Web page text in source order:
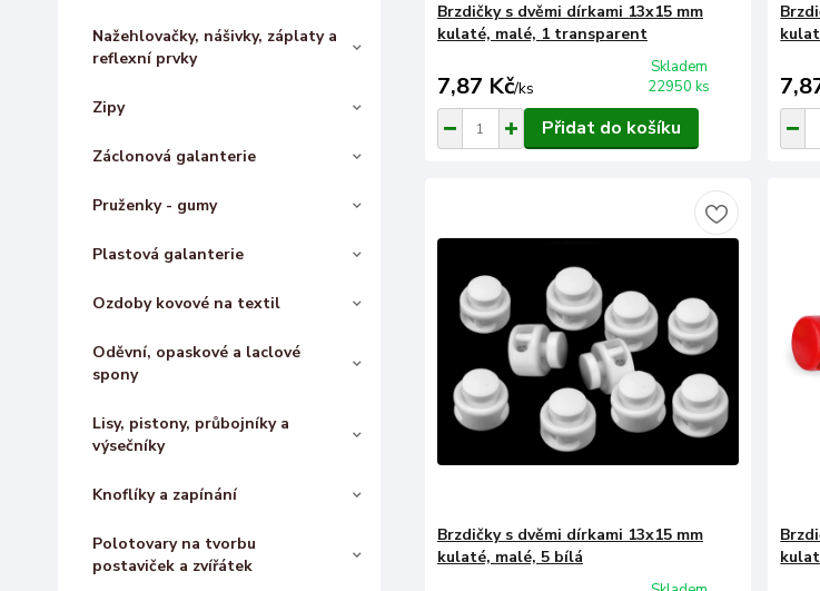
Nažehlovačky, nášivky, záplaty a
reflexní prvky
Zipy
Záclonová galanterie
Pruženky - gumy
Plastová galanterie
Ozdoby kovové na textil
Oděvní, opaskové a laclové
spony
Lisy, pistony, průbojníky a
výsečníky
Knoflíky a zapínání
Polotovary na tvorbu
postaviček a zvířátek
Brzdičky s dvěmi dírkami 13x15 mm
kulaté, malé, 1 transparent
7,87 Kč/ks
Skladem
22950 ks
Přidat do košíku
Brzdičky s dvěmi dírkami 13x15 mm
kulaté, malé, 5 bílá